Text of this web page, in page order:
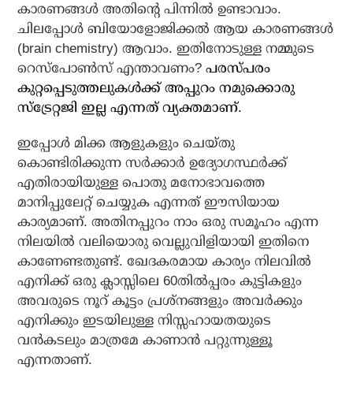
കാരണങ്ങൾ അതിന്റെ പിന്നിൽ ഉണ്ടാവാം.
ചിലപ്പോൾ ബിയോളോജിക്കൽ ആയ കാരണങ്ങൾ
(brain chemistry) ആവാം. ഇതിനോടുള്ള നമ്മുടെ
റെസ്‌പോൺസ് എന്താവണം?പരസ്പരം
കുറ്റപ്പെടുത്തലുകൾക്ക് അപ്പുറം നമുക്കൊരു
സ്ട്രേറ്റജി ഇല്ല എന്നത് വ്യക്തമാണ്.
ഇപ്പോൾ മിക്ക ആളുകളും ചെയ്തു
കൊണ്ടിരിക്കുന്ന സർക്കാർ ഉദ്യോഗസ്ഥർക്ക്
എതിരായിയുള്ള പൊതു മനോഭാവത്തെ
മാനിപ്പുലേറ്റ് ചെയ്യുക എന്നത് ഈസിയായ
കാര്യമാണ്. അതിനപ്പുറം നാം ഒരു സമൂഹം എന്ന
നിലയിൽ വലിയൊരു വെല്ലുവിളിയായി ഇതിനെ
കാണേണ്ടതുണ്ട്. ഖേദകരമായ കാര്യം നിലവിൽ
എനിക്ക് ഒരു ക്ലാസ്സിലെ 60തിൽപ്പരം കുട്ടികളും
അവരുടെ നൂറ് കൂട്ടം പ്രശ്നങ്ങളും അവർക്കും
എനിക്കും ഇടയിലുള്ള നിസ്സഹായതയുടെ
വൻകടലും മാത്രമേ കാണാൻ പറ്റുന്നുള്ളൂ
എന്നതാണ്.